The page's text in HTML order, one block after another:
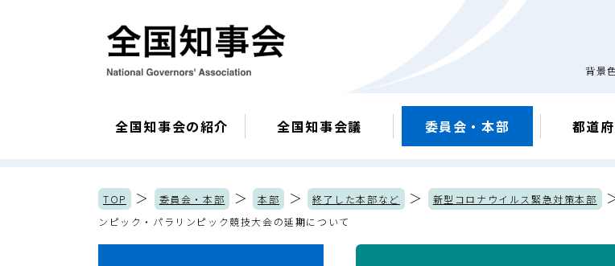
背景
全国知事会の紹介 全国知事会議 委員会・本部 都道
TOP ＞ 委員会・本部 ＞ 本部 ＞ 終了した本部など ＞ 新型コロナウイルス緊急対策本部
ンピック・パラリンピック競技大会の延期について